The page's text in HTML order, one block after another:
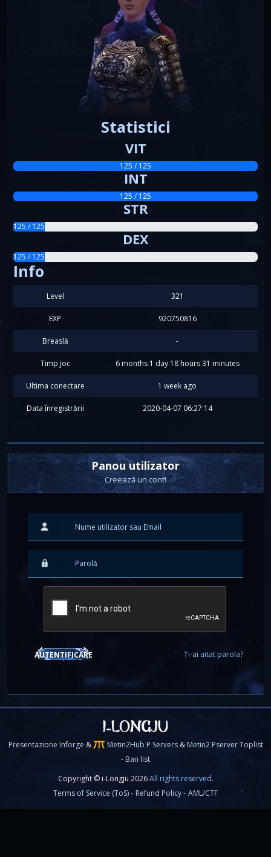
Panou utilizator
Creează un cont!
AUTENTIFICARE Ți-ai uitat parola?
Statistici
VIT
125 / 125
INT
125 / 125
STR
125 / 125
DEX
125 / 125
Info
Level 321
EXP 920750816
Breaslă -
Timp joc 6 months 1 day 18 hours 31 minutes
Ultima conectare 1 week ago
Data înregistrării 2020-04-07 06:27:14
Copyright © i-Longju 2026All rights reserved.
Terms of Service (ToS) - Refund Policy - AML/CTF
Presentazione Inforge & Metin2Hub P Servers & Metin2 Pserver Toplist
- Ban list